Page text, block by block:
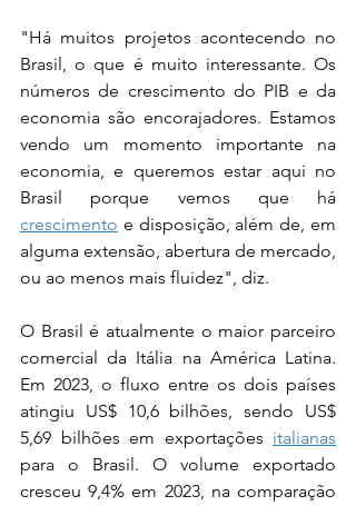
"Há muitos projetos acontecendo no
Brasil, o que é muito interessante. Os
números de crescimento do PIB e da
economia são encorajadores. Estamos
vendo um momento importante na
economia, e queremos estar aqui no
crescimento e disposição, além de, em
alguma extensão, abertura de mercado,
ou ao menos mais fluidez", diz.
O Brasil é atualmente o maior parceiro
comercial da Itália na América Latina.
Em 2023, o fluxo entre os dois países
atingiu US$ 10,6 bilhões, sendo US$
5,69 bilhões em exportações italianas
para o Brasil. O volume exportado
cresceu 9,4% em 2023, na comparação